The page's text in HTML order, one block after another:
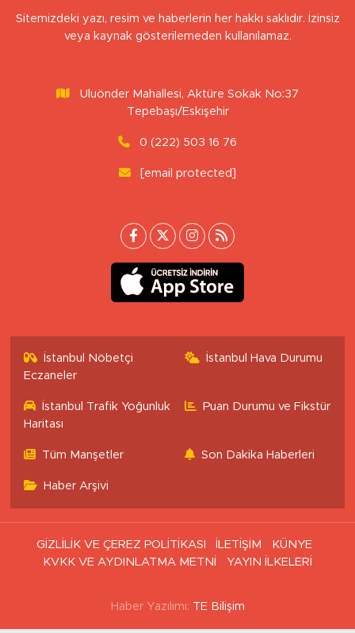
Sitemizdeki yazı, resim ve haberlerin her hakkı saklıdır. İzinsiz
veya kaynak gösterilemeden kullanılamaz.
Uluönder Mahallesi, Aktüre Sokak No:37
Tepebaşı/Eskişehir
0 (222) 503 16 76
[email protected]
İstanbul Nöbetçi
Eczaneler
İstanbul Hava Durumu
İstanbul Trafik Yoğunluk
Haritası
Puan Durumu ve Fikstür
Tüm Manşetler Son Dakika Haberleri
Haber Arşivi
GİZLİLİK VE ÇEREZ POLİTİKASI İLETİŞİM
KÜNYE
KVKK VE AYDINLATMA METNİ
YAYIN İLKELERİ
Haber Yazılımı: TE Bilişim